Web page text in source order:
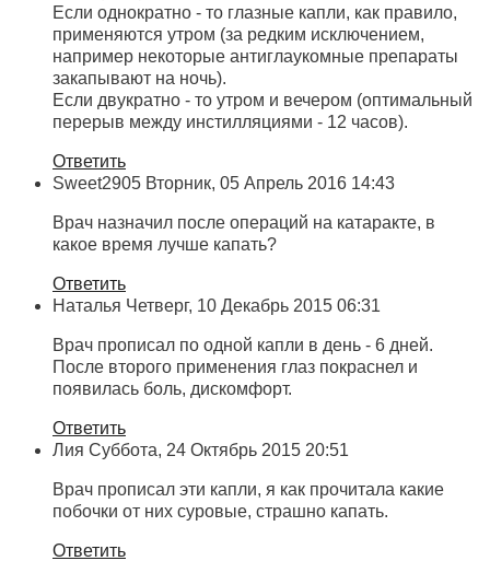
Если однократно - то глазные капли, как правило,
применяются утром (за редким исключением,
например некоторые антиглаукомные препараты
закапывают на ночь).
Если двукратно - то утром и вечером (оптимальный
перерыв между инстилляциями - 12 часов).
Ответить
Sweet2905 Вторник, 05 Апрель 2016 14:43
Врач назначил после операций на катаракте, в
какое время лучше капать?
Ответить
Наталья Четверг, 10 Декабрь 2015 06:31
Врач прописал по одной капли в день - 6 дней.
После второго применения глаз покраснел и
появилась боль, дискомфорт.
Ответить
Лия Суббота, 24 Октябрь 2015 20:51
Врач прописал эти капли, я как прочитала какие
побочки от них суровые, страшно капать.
Ответить